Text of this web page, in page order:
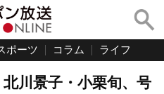
ポーツ コラム ライフ
川景子・小栗旬、号